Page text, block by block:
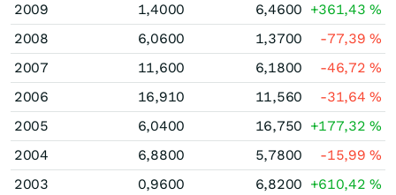
2009
1,4000 6,4600 +361,43%
2008
6,0600 1,3700 -77,39%
2007
11,600 6,1800 -46,72%
2006
16,910 11,560 -31,64%
2005
6,0400 16,750 +177,32%
2004
6,8800 5,7800 -15,99%
2003
0,9600 6,8200 +610,42%